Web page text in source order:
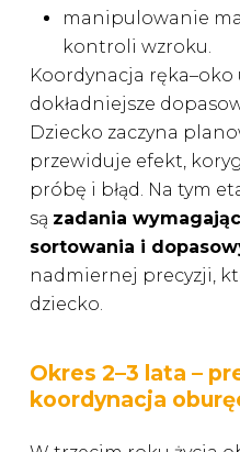
manipulowanie
kontroli wzroku.
Koordynacja
dokładniejsze
Dziecko zaczyna
przewiduje efekt,
próbę i błąd. Na tym
są zadania
sortowania i
nadmiernej precyzji,
dziecko.
Okres 2–3 lata –
koordynacja